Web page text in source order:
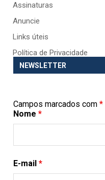
Assinaturas
Anuncie
Links úteis
Política de Privacidade
NEWSLETTER
Campos marcados com *
Nome *
E-mail *